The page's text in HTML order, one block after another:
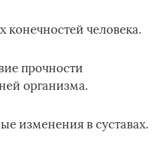
человека.
прочности
организма.
изменения в суставах.